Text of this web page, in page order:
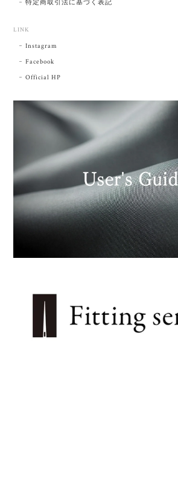
特定商取引法に基づく表記
LINK
Instagram
Facebook
Official HP